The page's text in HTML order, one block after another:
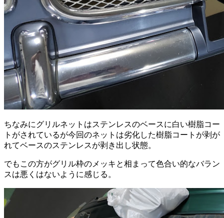
ちなみにグリルネットはステンレスのベースに白い樹脂コー
トがされているが今回のネットは劣化した樹脂コートが剥が
れてベースのステンレスが剥き出し状態。
でもこの方がグリル枠のメッキと相まって色合い的なバラン
スは悪くはないように感じる。